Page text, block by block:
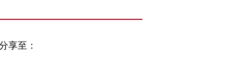
享至：